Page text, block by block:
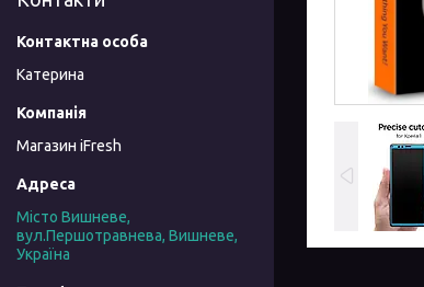
Катерина
Магазин iFresh
Місто Вишневе,
вул.Першотравнева, Вишневе,
Україна